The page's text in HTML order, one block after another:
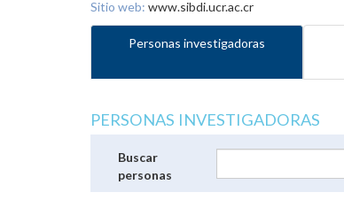
Sitio web: www.sibdi.ucr.ac.cr
Personas investigadoras
PERSONAS INVESTIGADORAS
Buscar
personas